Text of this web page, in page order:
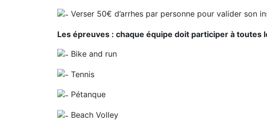
Verser 50€ d’arrhes par personne pour valider son
Les épreuves : chaque équipe doit participer à toutes
Bike and run
Tennis
Pétanque
Beach Volley